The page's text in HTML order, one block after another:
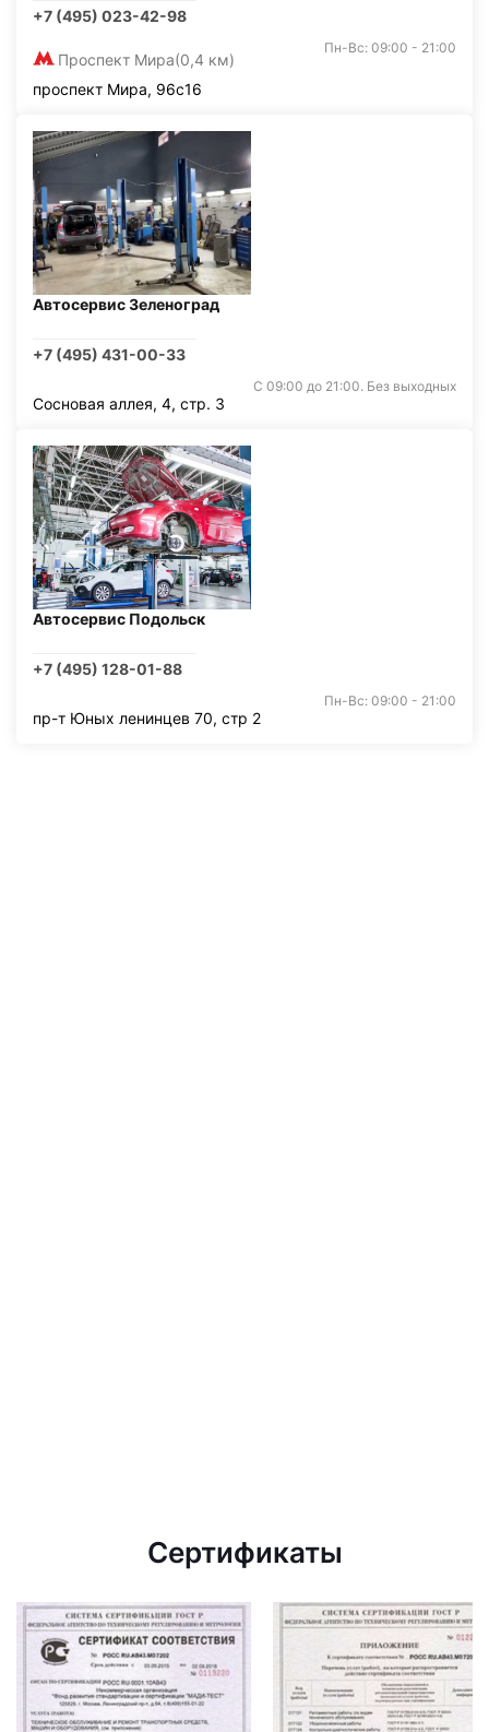
+7 (495) 023-42-98
Проспект Мира(0,4 км)
Пн-Вс: 09:00 - 21:00
проспект Мира, 96с16
Автосервис Зеленоград
+7 (495) 431-00-33
С 09:00 до 21:00. Без выходных
Сосновая аллея, 4, стр. 3
Автосервис Подольск
+7 (495) 128-01-88
Пн-Вс: 09:00 - 21:00
пр-т Юных ленинцев 70, стр 2
Сертификаты